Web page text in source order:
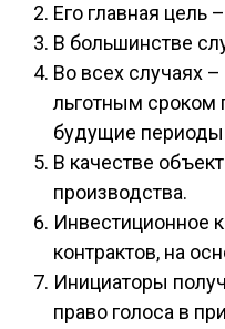
Его главная цель
В большинстве
Во всех случаях
льготным сроком
будущие
В качестве
производства.
Инвестиционное
контрактов, на
Инициаторы
право голоса в